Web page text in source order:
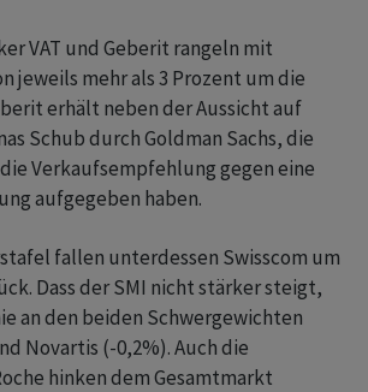
VAT und Geberit rangeln mit
jeweils mehr als 3 Prozent um die
erhält neben der Aussicht auf
Schub durch Goldman Sachs, die
Verkaufsempfehlung gegen eine
aufgegeben haben.
fallen unterdessen Swisscom um
Dass der SMI nicht stärker steigt,
an den beiden Schwergewichten
Novartis (-0,2%). Auch die
hinken dem Gesamtmarkt